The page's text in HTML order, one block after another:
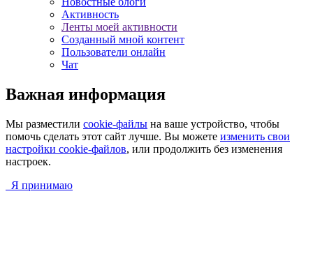
Активность
Ленты моей активности
Созданный мной контент
Пользователи онлайн
Чат
Важная информация
Мы разместили cookie-файлы на ваше устройство, чтобы
помочь сделать этот сайт лучше. Вы можете изменить свои
настройки cookie-файлов, или продолжить без изменения
настроек.
Я принимаю